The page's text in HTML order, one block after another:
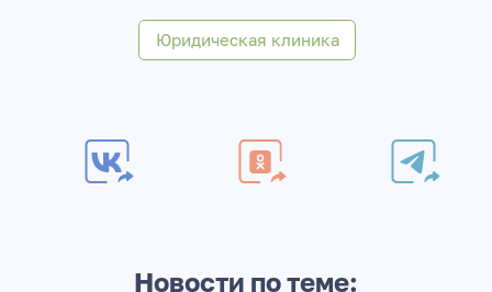
Юридическая клиника
Новости по теме: